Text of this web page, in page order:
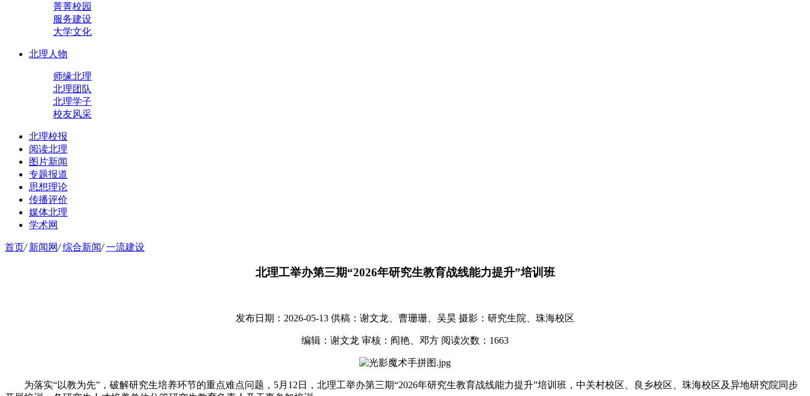
菁菁校园
服务建设
大学文化
北理人物
师缘北理
北理团队
北理学子
校友风采
北理校报
阅读北理
图片新闻
专题报道
思想理论
传播评价
媒体北理
学术网
首页/ 新闻网/ 综合新闻/ 一流建设
北理工举办第三期“2026年研究生教育战线能力提升”培训班
发布日期：2026-05-13 供稿：谢文龙、曹珊珊、吴昊 摄影：研究生院、珠海校区
编辑：谢文龙 审核：阎艳、邓方 阅读次数： 1663
为落实“以教为先”，破解研究生培养环节的重点难点问题，5月12日，北理工举办第三期“2026年研究生教育战线能力提升”培训班，中关村校区、良乡校区、珠海校区及异地研究院同步